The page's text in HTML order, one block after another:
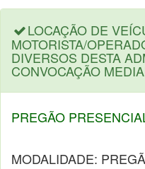
LOCAÇÃO DE
MOTORISTA/
DIVERSOS DESTA
CONVOCAÇÃO
PREGÃO
MODALIDADE: